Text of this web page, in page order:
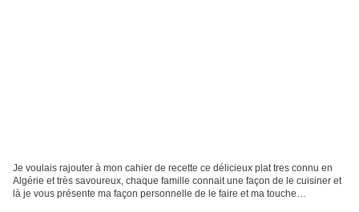
Je voulais rajouter à mon cahier de recette ce délicieux plat tres connu en
Algérie et très savoureux, chaque famille connait une façon de le cuisiner et
là je vous présente ma façon personnelle de le faire et ma touche